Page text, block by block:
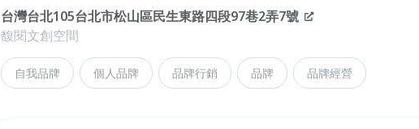
台灣台北105台北市松山區民生東路四段97巷2弄7號
馥閱文創空間
自我品牌 個人品牌 品牌行銷 品牌 品牌經營